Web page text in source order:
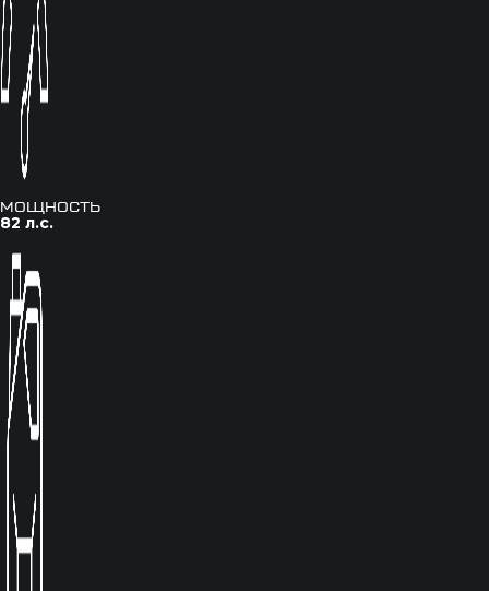
мощность
82 л.с.